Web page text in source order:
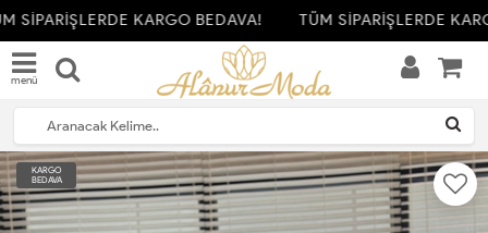
SİPARİŞLERDE KARGO BEDAVA! TÜM SİPARİŞLERDE
menü
KARGO
BEDAVA